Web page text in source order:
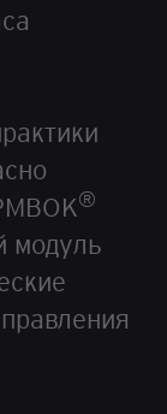
®
модуль